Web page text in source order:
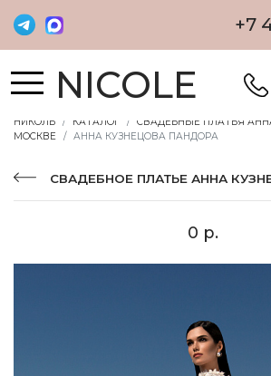
+7
NICOLE
НИКОЛЬ КАТАЛОГ
СВАДЕБНЫЕ ПЛАТЬЯ
МОСКВЕ
АННА КУЗНЕЦОВА ПАНДОРА
СВАДЕБНОЕ ПЛАТЬЕ АННА
0 р.